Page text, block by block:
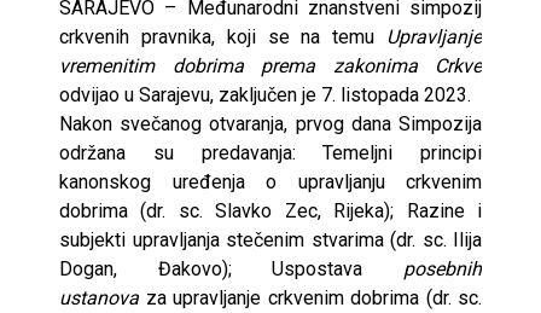
SARAJEVO – Međunarodni znanstveni simpozij
crkvenih pravnika, koji se na temu Upravljanje
vremenitim dobrima prema zakonima Crkve
odvijao u Sarajevu, zaključen je 7. listopada 2023.
Nakon svečanog otvaranja, prvog dana Simpozija
održana su predavanja: Temeljni principi
kanonskog uređenja o upravljanju crkvenim
dobrima (dr. sc. Slavko Zec, Rijeka); Razine i
subjekti upravljanja stečenim stvarima (dr. sc. Ilija
Dogan, Đakovo); Uspostava posebnih
ustanova za upravljanje crkvenim dobrima (dr. sc.